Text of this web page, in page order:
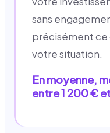
sans
précisément ce
votre situation.
En moyenne,
entre 1 200 €